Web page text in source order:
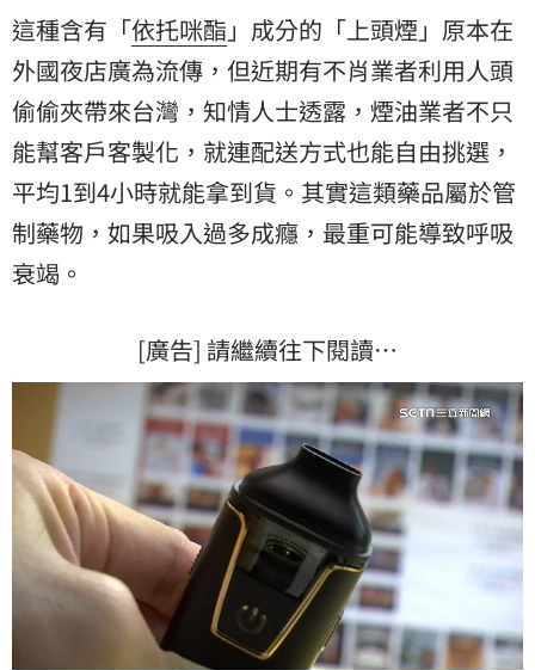
這種含有「依托咪酯 」成分的「上頭煙」原本在
外國夜店廣為流傳，但近期有不肖業者利用人頭
偷偷夾帶來台灣，知情人士透露，煙油業者不只
能幫客戶客製化，就連配送方式也能自由挑選，
平均1到4小時就能拿到貨。其實這類藥品屬於管
制藥物 ，如果吸入過多成癮，最重可能導致呼吸
衰竭。
[廣告] 請繼續往下閱讀…